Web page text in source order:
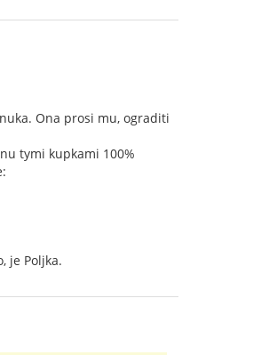
Ona prosi mu, ograditi
tymi kupkami 100%
je Poljka.